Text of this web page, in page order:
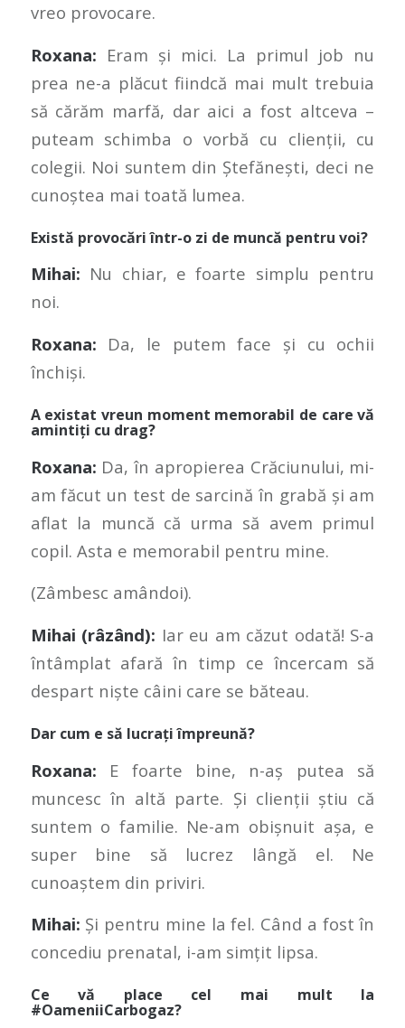
vreo provocare.
Roxana: Eram și mici. La primul job nu
prea ne-a plăcut fiindcă mai mult trebuia
să cărăm marfă, dar aici a fost altceva –
puteam schimba o vorbă cu clienții, cu
colegii. Noi suntem din Ștefănești, deci ne
cunoștea mai toată lumea.
Există provocări într-o zi de muncă pentru voi?
Mihai: Nu chiar, e foarte simplu pentru
noi.
Roxana: Da, le putem face și cu ochii
închiși.
A existat vreun moment memorabil de care vă
amintiți cu drag?
Roxana: Da, în apropierea Crăciunului, mi-
am făcut un test de sarcină în grabă și am
aflat la muncă că urma să avem primul
copil. Asta e memorabil pentru mine.
(Zâmbesc amândoi).
Mihai (râzând): Iar eu am căzut odată! S-a
întâmplat afară în timp ce încercam să
despart niște câini care se băteau.
Dar cum e să lucrați împreună?
Roxana: E foarte bine, n-aș putea să
muncesc în altă parte. Și clienții știu că
suntem o familie. Ne-am obișnuit așa, e
super bine să lucrez lângă el. Ne
cunoaștem din priviri.
Mihai: Și pentru mine la fel. Când a fost în
concediu prenatal, i-am simțit lipsa.
Ce vă place cel mai mult la
#OameniiCarbogaz?